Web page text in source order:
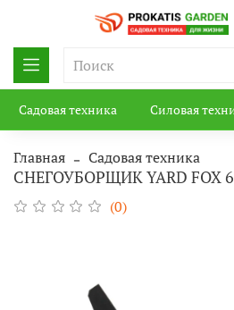
Садовая техника Силовая
Главная Садовая техника
СНЕГОУБОРЩИК YARD FOX
(0)